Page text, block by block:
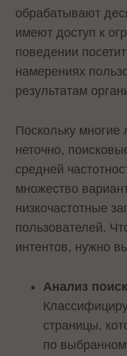
обрабатывают
имеют доступ к
поведении
намерениях
результатам
Поскольку
неточно,
средней
множество
низкочастотные
пользователей.
интентов, нужно
Анализ
страницы,
по